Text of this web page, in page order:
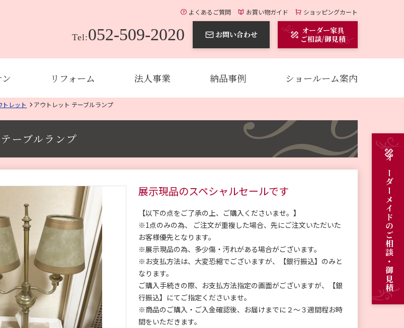
よくあるご質問 お買い物ガイド ショッピングカート
Tel:052-509-2020 お問い合わせ
オーダー家具
ご相談/御見積
リフォーム 法人事業 納品事例 ショールーム案内
オーダーメイドのご相談・御見積
トレット アウトレット テーブルランプ
ーブルランプ
展示現品のスペシャルセールです
【以下の点をご了承の上、ご購入くださいませ。】
※1点のみの為、 ご注文が重複した場合、先にご注文いただいた
お客様優先となります。
※展示現品の為、多少傷・汚れがある場合がございます。
※お支払方法は、大変恐縮でございますが、【銀行振込】のみと
なります。
ご購入手続きの際、お支払方法指定の画面がございますが、【銀
行振込】にてご指定くださいませ。
※商品のご購入・ご入金確認後、お届けまでに２～３週間程お時
間をいただきます。